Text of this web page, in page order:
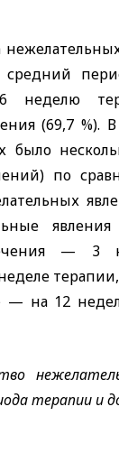
(69,7 %).
было
по
— 3
— на 12
терапии и